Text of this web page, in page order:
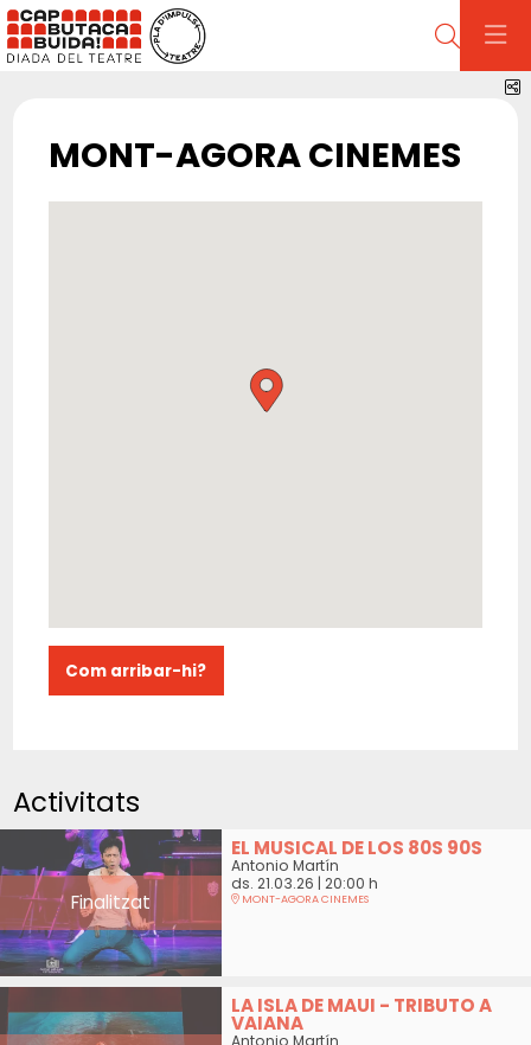
Cerca
MONT-AGORA CINEMES
Com arribar-hi?
Activitats
Finalitzat
EL MUSICAL DE LOS 80S 90S
Antonio Martín
ds. 21.03.26 | 20:00 h
MONT-AGORA CINEMES
LA ISLA DE MAUI - TRIBUTO A
VAIANA